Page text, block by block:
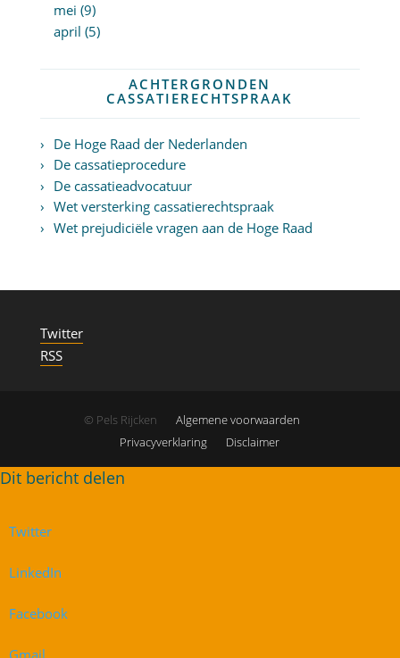
mei (9)
april (5)
ACHTERGRONDEN
CASSATIERECHTSPRAAK
De Hoge Raad der Nederlanden
De cassatieprocedure
De cassatieadvocatuur
Wet versterking cassatierechtspraak
Wet prejudiciële vragen aan de Hoge Raad
Twitter
RSS
© Pels Rijcken
Algemene voorwaarden
Privacyverklaring
Disclaimer
Twitter
LinkedIn
Facebook
Gmail